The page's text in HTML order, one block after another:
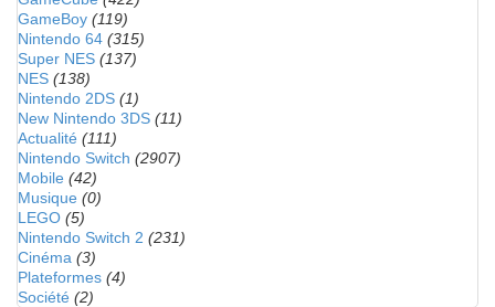
GameBoy (119)
Nintendo 64 (315)
Super NES (137)
NES (138)
Nintendo 2DS (1)
New Nintendo 3DS (11)
Actualité (111)
Nintendo Switch (2907)
Mobile (42)
Musique (0)
LEGO (5)
Nintendo Switch 2 (231)
Cinéma (3)
Plateformes (4)
Société (2)